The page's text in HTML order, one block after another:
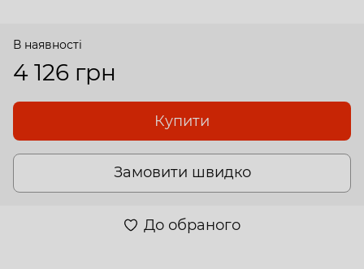
В наявності
4 126 грн
Купити
Замовити швидко
До обраного